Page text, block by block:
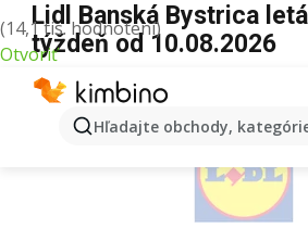
(14,1 tis. hodnotení)
Otvoriť
Hľadajte obchody,
Lidl Banská Bystrica
týždeň od 10.08.2026